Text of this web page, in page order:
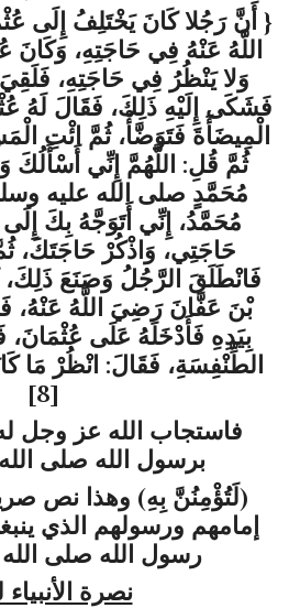
{ أَنَّ رَجُلا كَانَ يَخْتَلِفُ إِلَى
اللَّهُ عَنْهُ فِي حَاجَتِهِ، وَكَانَ
وَلا يَنْظُرُ فِي حَاجَتِهِ،
فَشَكَى إِلَيْهِ ذَلِكَ، فَقَالَ لَهُ
الْمِيضَأَةَ فَتَوَضَّأْ، ثُمَّ ائْتِ
ثُمَّ قُلِ: اللَّهُمَّ إِنِّي أَسْأَلُكَ
مُحَمَّدٍ صلى الله عليه
مُحَمَّدُ، إِنِّي أَتَوَجَّهُ بِكَ
حَاجَتِي، وَاذْكُرْ حَاجَتَكَ،
فَانْطَلَقَ الرَّجُلُ وَصَنَعَ ذَلِكَ،
بْنَ عَفَّانَ رَضِيَ اللَّهُ عَنْهُ،
بِيَدِهِ فَأَدْخَلَهُ عَلَى
الطِّنْفِسَةِ، فَقَالَ: انْظُرْ
[8]
فاستجاب الله عز وجل
برسول الله صلى
(لَتُؤْمِنُنَّ بِهِ) وهذا نص
إمامهم ورسولهم الذي
رسول الله صلى
نصرة الأنبياء